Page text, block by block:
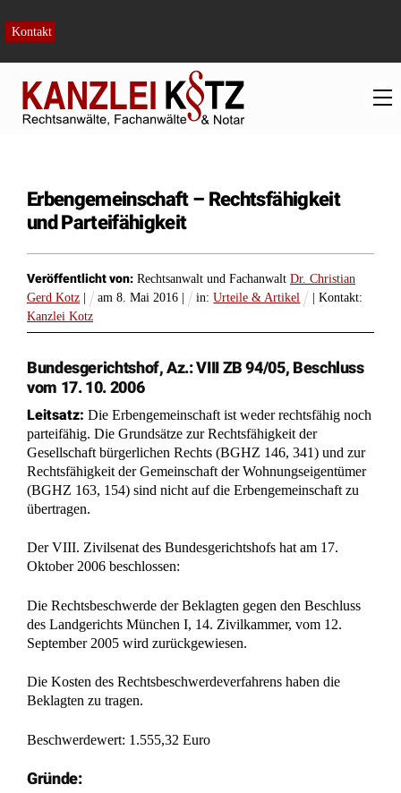
content
Kontakt
Erbengemeinschaft – Rechtsfähigkeit
und Parteifähigkeit
Veröffentlicht von: Rechtsanwalt und Fachanwalt Dr. Christian
Gerd Kotz
am8.Mai 2016 in:Urteile & Artikel
| Kontakt:
Kanzlei Kotz
Bundesgerichtshof, Az.: VIII ZB 94/05, Beschluss
vom 17. 10. 2006
Leitsatz: Die Erbengemeinschaft ist weder rechtsfähig noch
parteifähig. Die Grundsätze zur Rechtsfähigkeit der
Gesellschaft bürgerlichen Rechts (BGHZ 146, 341) und zur
Rechtsfähigkeit der Gemeinschaft der Wohnungseigentümer
(BGHZ 163, 154) sind nicht auf die Erbengemeinschaft zu
übertragen.
Der VIII. Zivilsenat des Bundesgerichtshofs hat am 17.
Oktober 2006 beschlossen:
Die Rechtsbeschwerde der Beklagten gegen den Beschluss
des Landgerichts München I, 14. Zivilkammer, vom 12.
September 2005 wird zurückgewiesen.
Die Kosten des Rechtsbeschwerdeverfahrens haben die
Beklagten zu tragen.
Beschwerdewert: 1.555,32 Euro
Gründe: